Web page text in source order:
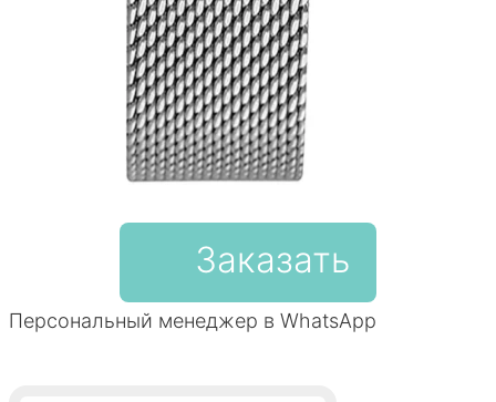
Заказать
Персональный менеджер в WhatsApp